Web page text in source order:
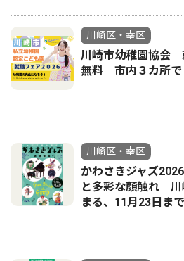
川崎区・幸区
川崎市幼稚園協会
無料 市内３カ所で
川崎区・幸区
かわさきジャズ
と多彩な顔触れ 川
まる、11月23日まで